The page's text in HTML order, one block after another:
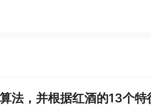
法，并根据红酒的13个